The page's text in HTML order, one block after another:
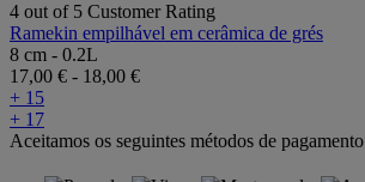
4 out of 5 Customer Rating
Ramekin empilhável em cerâmica de grés
8 cm - 0.2L
17,00 € - 18,00 €
+ 15
+ 17
Aceitamos os seguintes métodos de pagamento